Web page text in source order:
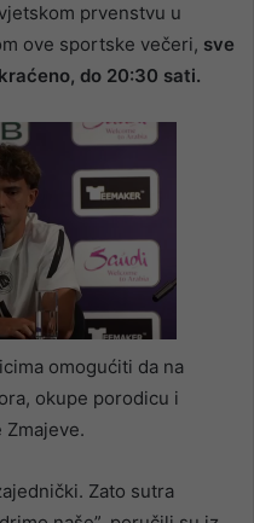
prvenstvu u
ove sportske večeri, sve
do 20:30 sati.
omogućiti da na
okupe porodicu i
Zato sutra